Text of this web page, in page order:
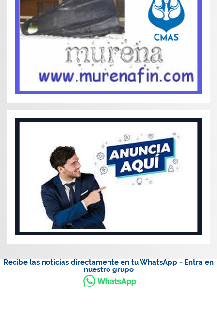
Recibe las noticias directamente en tu WhatsApp - Entra en
nuestro grupo